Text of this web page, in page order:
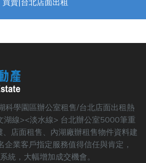
買賣|台北店面出租
科學園區辦公室租售/台北店面出租熱
湖線><淡水線> 台北辦公室5000筆重
店面租售、內湖廠辦租售物件資料建
企業客戶指定服務值得信任與肯定，
統，大幅增加成交機會。